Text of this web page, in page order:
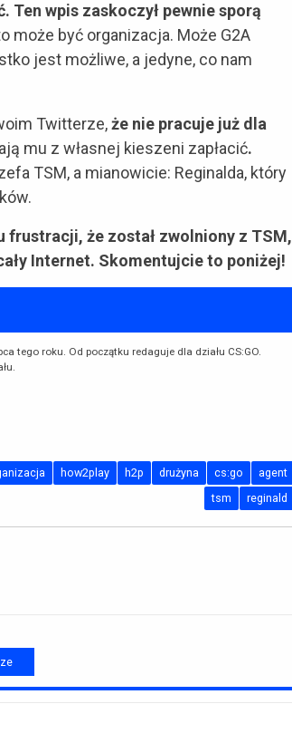
wpis zaskoczył pewnie sporą
może być organizacja. Może G2A
jest możliwe, a jedyne, co nam
Twitterze,że nie pracuje już dla
mu z własnej kieszeni zapłacić.
TSM, a mianowicie: Reginalda, który
frustracji, że został zwolniony z TSM,
Internet. Skomentujcie to poniżej!
tego roku. Od początku redaguje dla działu CS:GO.
agent
cs:go
drużyna
h2p
how2play
reginald
tsm